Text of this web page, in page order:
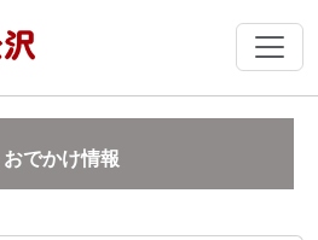
でかけ情報